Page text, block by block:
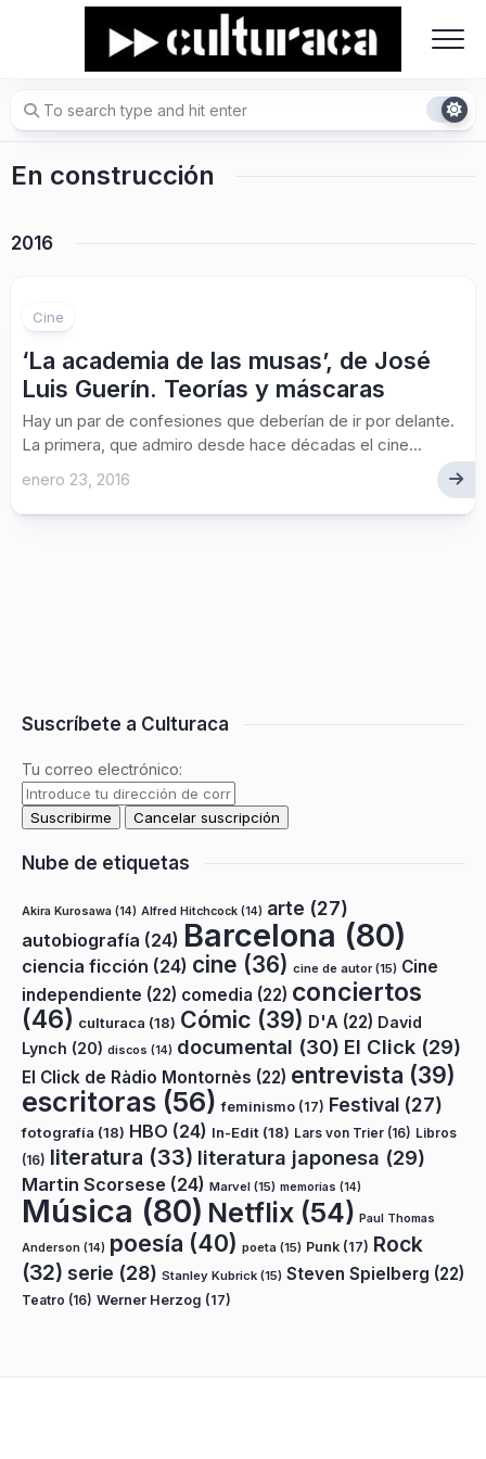
En construcción
2016
Cine
‘La academia de las musas’, de José
Luis Guerín. Teorías y máscaras
Hay un par de confesiones que deberían de ir por delante.
La primera, que admiro desde hace décadas el cine...
enero 23, 2016
Suscríbete a Culturaca
Tu correo electrónico:
Nube de etiquetas
Akira Kurosawa (14) Alfred Hitchcock (14) arte (27)
autobiografía (24) Barcelona (80)
ciencia ficción (24) cine (36) cine de autor(15) Cine
independiente (22) comedia (22) conciertos
(46) culturaca (18) Cómic (39) D'A (22) David
Lynch (20) discos (14) documental (30) El Click (29)
El Click de Ràdio Montornès (22) entrevista (39)
escritoras (56) feminismo (17) Festival (27)
fotografía (18) HBO (24) In-Edit (18) Lars von Trier (16) Libros
(16) literatura (33) literatura japonesa (29)
Martin Scorsese (24) Marvel (15) memorias (14)
Música (80) Netflix (54) Paul Thomas
Anderson (14) poesía (40) poeta (15) Punk (17) Rock
(32) serie (28) Stanley Kubrick (15) Steven Spielberg (22)
Teatro (16) Werner Herzog (17)